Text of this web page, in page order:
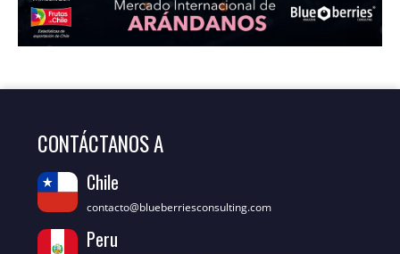
CONTÁCTANOS A
Chile
contacto@blueberriesconsulting.com
Peru